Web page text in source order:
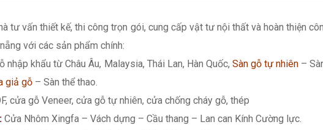
tư vấn thiết kế, thi công trọn gói, cung cấp vật tư nội thất và hoàn thiện
với các sản phẩm chính:
nhập khẩu từ Châu Âu, Malaysia, Thái Lan, Hàn Quốc, Sàn gỗ tự nhiên–
giả gỗ – Sàn thể thao.
cửa gỗ Veneer, cửa gỗ tự nhiên, cửa chống cháy gỗ, thép
Cửa Nhôm Xingfa – Vách dựng – Cầu thang – Lan can Kính Cường lực.